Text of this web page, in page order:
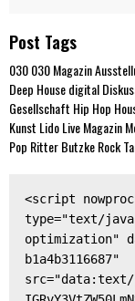
Post Tags
030030 Magazin
Deep Housedigital
Gesellschaft Hip Hop
Kunst LidoLiveMagazin
Pop Ritter ButzkeRock
<script
type="text/
optimization"
b1a4b3116687"
src="data:text/